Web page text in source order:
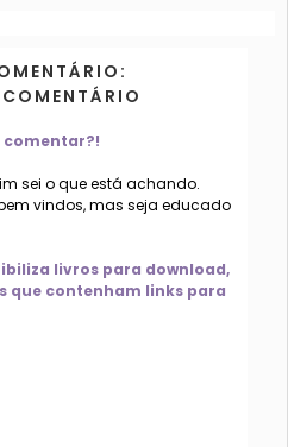
comentar?!
sei o que está achando.
vindos, mas seja educado
livros para download,
que contenham links para